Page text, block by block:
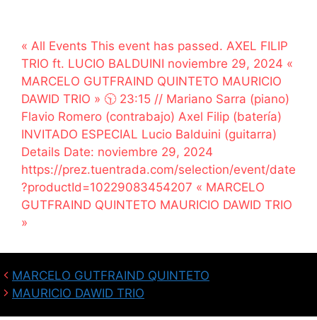
« All Events This event has passed. AXEL FILIP
TRIO ft. LUCIO BALDUINI noviembre 29, 2024 «
MARCELO GUTFRAIND QUINTETO MAURICIO
DAWID TRIO » 🕥 23:15 // Mariano Sarra (piano)
Flavio Romero (contrabajo) Axel Filip (batería)
INVITADO ESPECIAL Lucio Balduini (guitarra)
Details Date: noviembre 29, 2024
https://prez.tuentrada.com/selection/event/date
?productId=10229083454207 « MARCELO
GUTFRAIND QUINTETO MAURICIO DAWID TRIO
»
MARCELO GUTFRAIND QUINTETO
MAURICIO DAWID TRIO